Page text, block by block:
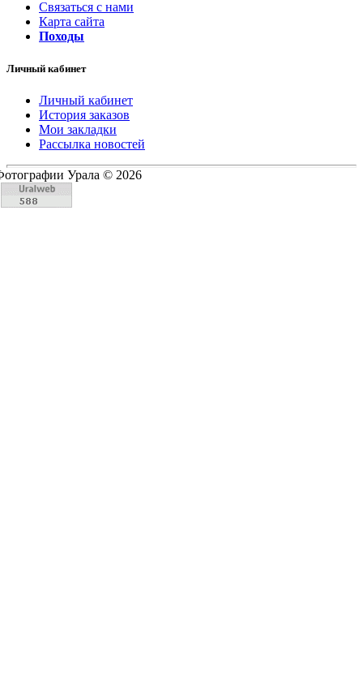
Связаться с нами
Карта сайта
Походы
Личный кабинет
Личный кабинет
История заказов
Мои закладки
Рассылка новостей
Урала © 2026